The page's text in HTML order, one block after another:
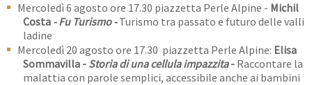
Mercoledì 6 agosto ore 17.30 piazzetta Perle Alpine - Michil
Costa - Fu Turismo -Turismo tra passato e futuro delle valli
ladine
Mercoledì 20 agosto ore 17.30 piazzetta Perle Alpine: Elisa
Sommavilla - Storia di una cellula impazzita- Raccontare la
malattia con parole semplici, accessibile anche ai bambini